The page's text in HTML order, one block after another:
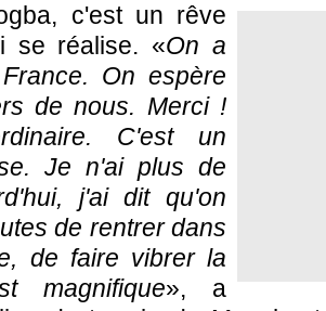
c'est un rêve
se réalise. «On a
On espère
de nous. Merci !
C'est un
Je n'ai plus de
j'ai dit qu'on
de rentrer dans
de faire vibrer la
magnifique», a